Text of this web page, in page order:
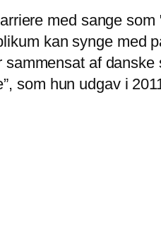
med sange som
kan synge
af
som hun udgav i